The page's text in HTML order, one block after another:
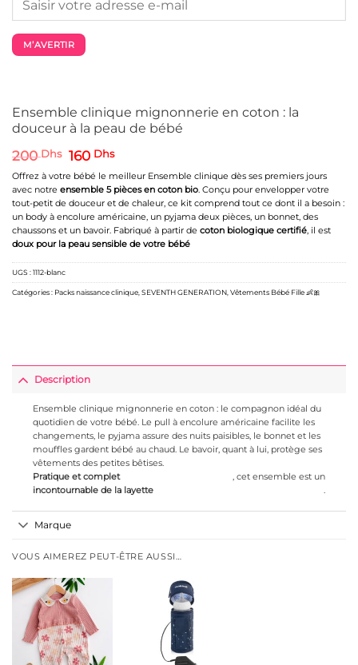
Ensemble clinique mignonnerie en coton : la
douceur à la peau de bébé
200Dhs Le
prix
initial
était :
200 Dhs.
160 DhsLe
prix
actuel
est :
160 Dhs.
Offrez à votre bébé le meilleur Ensemble clinique dès ses premiers jours
avec notre ensemble 5 pièces en coton bio . Conçu pour envelopper votre
tout-petit de douceur et de chaleur, ce kit comprend tout ce dont il a besoin :
un body à encolure américaine, un pyjama deux pièces, un bonnet, des
chaussons et un bavoir. Fabriqué à partir de coton biologique certifié , il est
doux pour la peau sensible de votre bébé
M’AVERTIR
UGS :1112-blanc
Catégories : Packs naissance clinique SEVENTH GENERATION Vêtements Bébé Fille 👶🎀
Description
Ensemble clinique mignonnerie en coton : le compagnon idéal du
quotidien de votre bébé. Le pull à encolure américaine facilite les
changements, le pyjama assure des nuits paisibles, le bonnet et les
mouffles gardent bébé au chaud. Le bavoir, quant à lui, protège ses
vêtements des petites bêtises.
Pratique et complet
, cet ensemble est un
incontournable de la layette
.
Marque
VOUS AIMEREZ PEUT-ÊTRE AUSSI…